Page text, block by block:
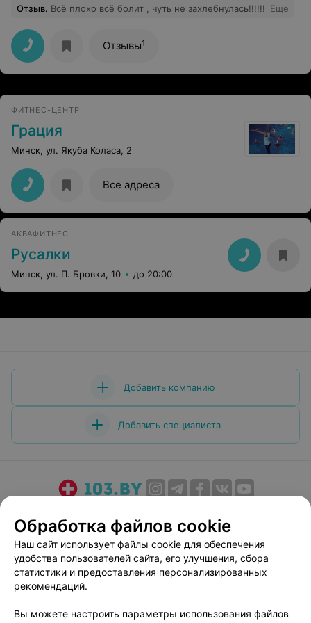
Отзыв. Всё плохо всё болит , чуть не захлебнулась!!!!!! Еще
Отзывы1
ФИТНЕС-ЦЕНТР
Грация
Минск, ул. Якуба Коласа, 2
Все адреса
АКВАФИТНЕС
Русалки
Минск, ул. П. Бровки, 10 до 20:00
Добавить компанию
Добавить специалиста
Медицинский маркетинг
Публичный договор
Пользовательское соглашение
Способы оплаты
Вакансии
Партнеры
Написать руководителю 103.by
Обработка файлов cookie
Наш сайт использует файлы cookie для обеспечения
удобства пользователей сайта, его улучшения, сбора
статистики и предоставления персонализированных
рекомендаций.
Вы можете настроить параметры использования файлов